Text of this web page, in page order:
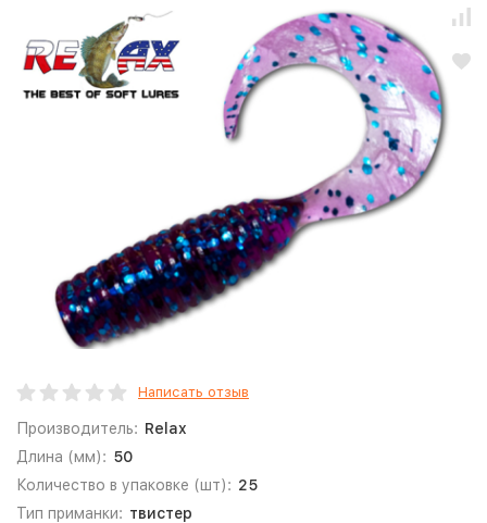
Написать отзыв
Производитель: Relax
Длина (мм): 50
Количество в упаковке (шт): 25
Тип приманки: твистер